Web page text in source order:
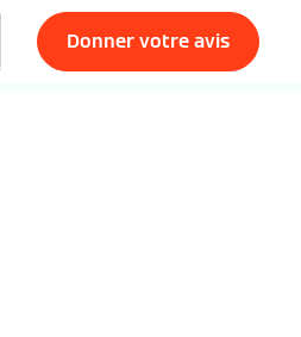
Donner votre avis